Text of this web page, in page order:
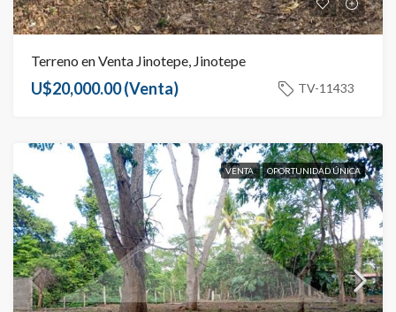
Terreno en Venta Jinotepe, Jinotepe
U$20,000.00(Venta) TV-11433
VENTA OPORTUNIDAD ÚNICA